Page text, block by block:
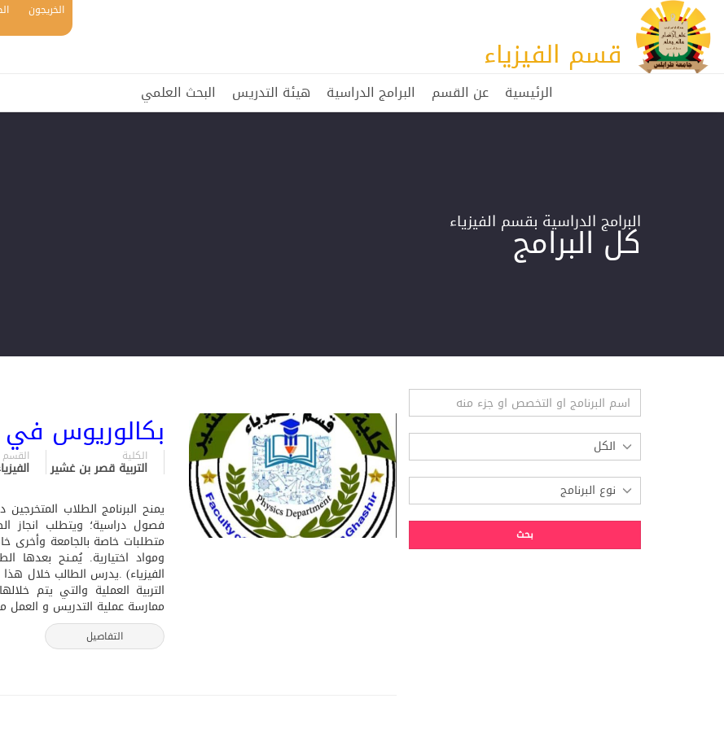
قسم الفيزياء
الخريجون
الرئيسية عن القسم البرامج الدراسية هيئة التدريس البحث العلمي
البرامج الدراسية بقسم الفيزياء
كل البرامج
بكالوريوس في
الكلية
التربية قصر بن غشير
القسم
متطلبات خاصة بالجامعة وأخرى
ومواد اختيارية. يُمـنح بعدها
التربية العملية والتي يتم
ممارسة عملية التدريس و العمل
التفاصيل